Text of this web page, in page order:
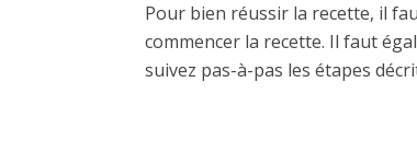
Pour bien réussir la recette, il
commencer la recette. Il faut
suivez pas-à-pas les étapes